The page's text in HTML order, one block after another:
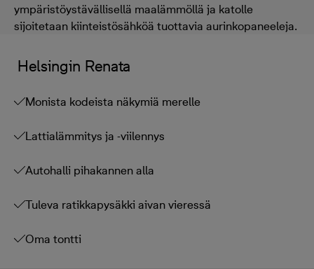
ympäristöystävällisellä maalämmöllä ja katolle
sijoitetaan kiinteistösähköä tuottavia aurinkopaneeleja.
Helsingin Renata
Monista kodeista näkymiä merelle
Lattialämmitys ja -viilennys
Autohalli pihakannen alla
Tuleva ratikkapysäkki aivan vieressä
Oma tontti